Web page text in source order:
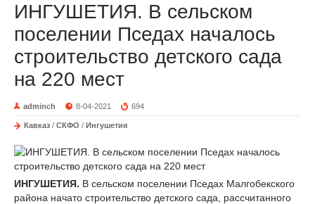
ИНГУШЕТИЯ. В сельском
поселении Пседах началось
строительство детского сада
на 220 мест
adminch 8-04-2021 694
Кавказ / СКФО / Ингушетия
ИНГУШЕТИЯ. В сельском поселении Пседах Малгобекского
района начато строительство детского сада, рассчитанного